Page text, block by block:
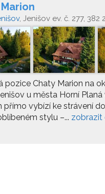
, Jenišov ev. č. 277, 382
pozice Chaty Marion na
u města Horní Planá
přímo vybízí ke strávení
stylu –... zobrazit